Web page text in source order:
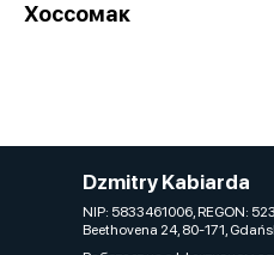
Хоссомак
Dzmitry Kabiarda
NIP: 5833461006, REGON:
Beethovena 24, 80-171,